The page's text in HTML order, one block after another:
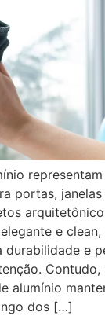
portas,
e
durabilidade e
alumínio
dos […]